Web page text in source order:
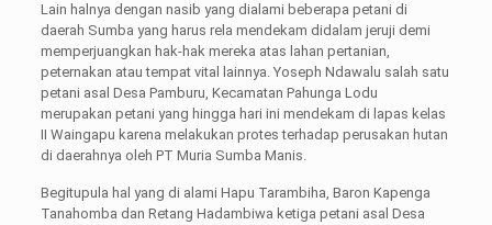
Lain halnya dengan nasib yang dialami beberapa petani di
daerah Sumba yang harus rela mendekam didalam jeruji demi
memperjuangkan hak-hak mereka atas lahan pertanian,
peternakan atau tempat vital lainnya. Yoseph Ndawalu salah satu
petani asal Desa Pamburu, Kecamatan Pahunga Lodu
merupakan petani yang hingga hari ini mendekam di lapas kelas
II Waingapu karena melakukan protes terhadap perusakan hutan
di daerahnya oleh PT Muria Sumba Manis.
Begitupula hal yang di alami Hapu Tarambiha, Baron Kapenga
Tanahomba dan Retang Hadambiwa ketiga petani asal Desa